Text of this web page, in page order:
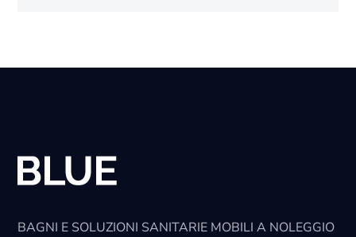
BAGNI E SOLUZIONI SANITARIE MOBILI A NOLEGGIO